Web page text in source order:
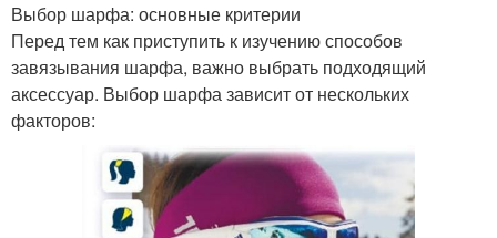
Выбор шарфа: основные критерии
Перед тем как приступить к изучению способов
завязывания шарфа, важно выбрать подходящий
аксессуар. Выбор шарфа зависит от нескольких
факторов: